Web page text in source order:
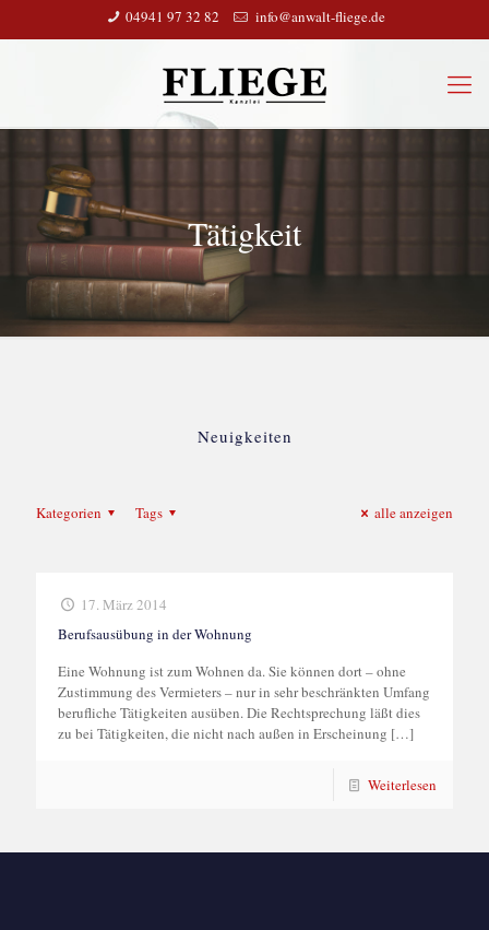
04941 97 32 82 info@anwalt-fliege.de
Tätigkeit
Neuigkeiten
Kategorien Tags alle anzeigen
17. März 2014
Berufsausübung in der Wohnung
Eine Wohnung ist zum Wohnen da. Sie können dort – ohne
Zustimmung des Vermieters – nur in sehr beschränkten Umfang
berufliche Tätigkeiten ausüben. Die Rechtsprechung läßt dies
zu bei Tätigkeiten, die nicht nach außen in Erscheinung […]
Weiterlesen